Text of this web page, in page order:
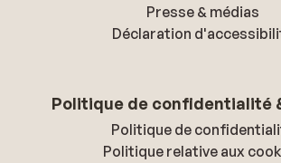
Presse & médias
Déclaration
Politique de confidentialité
Politique de
Politique relative aux